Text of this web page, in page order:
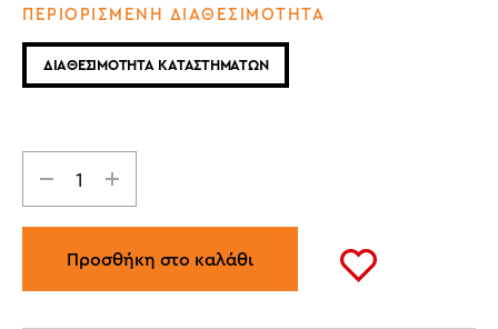
ΠΕΡΙΟΡΙΣΜΕΝΗ ΔΙΑΘΕΣΙΜΟΤΗΤΑ
ΔΙΑΘΕΣΙΜΟΤΗΤΑ ΚΑΤΑΣΤΗΜΑΤΩΝ
Προσθήκη στο καλάθι